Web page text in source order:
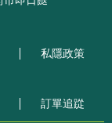
私隱政策
訂單追踨